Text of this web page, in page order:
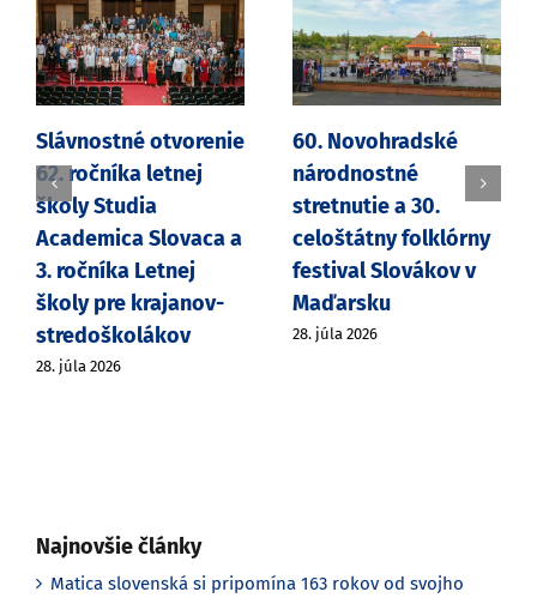
Slávnostné otvorenie
62. ročníka letnej
školy Studia
Academica Slovaca a
3. ročníka Letnej
školy pre krajanov-
stredoškolákov
28. júla 2026
60. Novohradské
národnostné
stretnutie a 30.
celoštátny folklórny
festival Slovákov v
Maďarsku
28. júla 2026
Najnovšie články
Matica slovenská si pripomína 163 rokov od svojho